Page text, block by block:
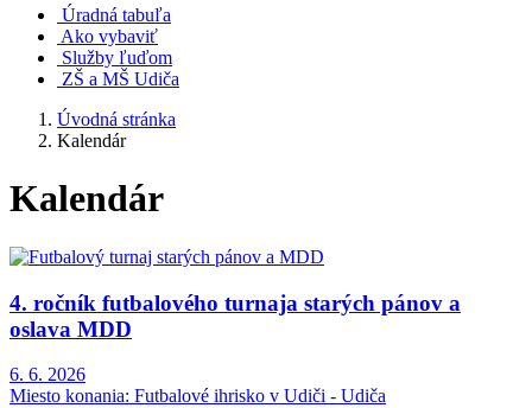
Úradná tabuľa
Ako vybaviť
Služby ľuďom
ZŠ a MŠ Udiča
Úvodná stránka
Kalendár
Kalendár
4. ročník futbalového turnaja starých pánov a
oslava MDD
6. 6. 2026
Miesto konania: Futbalové ihrisko v Udiči - Udiča